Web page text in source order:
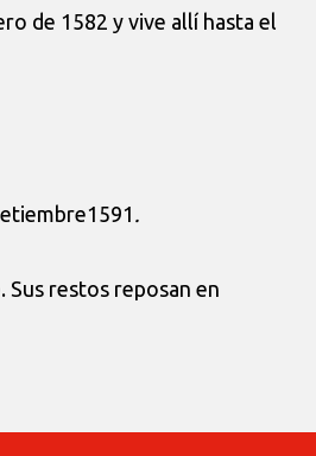
de 1582 y vive allí hasta el
.
restos reposan en